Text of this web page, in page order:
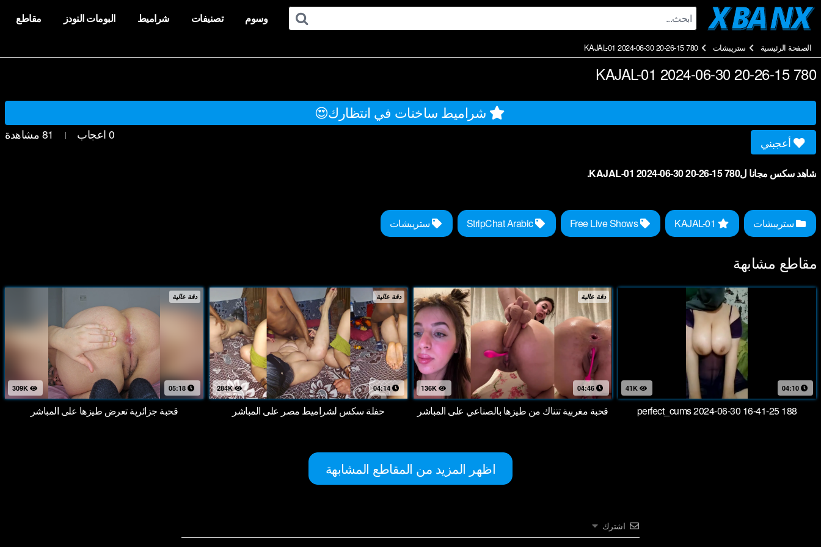
Skip
مقاطع البومات النودز شراميط تصنيفات وسوم
الصفحة الرئيسية ستريبشات KAJAL-01 2024-06-30 20-26-15 780
KAJAL-01 2024-06-30 20-26-15 780
شراميط ساخنات في انتظارك😍
81 مشاهدة | 0 اعجاب
أعجبني
شاهد سكس مجانا لKAJAL-01 2024-06-30 20-26-15 780.
ستريبشات Free Live Shows
StripChat Arabic ستريبشات
مقاطع مشابهة
دقة عالية
05:18
قحبة جزائرية تعرض طيزها على المباشر
دقة عالية
284K 04:14
حفلة سكس لشراميط مصر على المباشر
دقة عالية
04:46
قحبة مغربية تتناك من طيزها بالصناعي على المباشر
41K 04:10
perfect_cums 2024-06-30 16-41-25 188
اظهر المزيد من المقاطع المشابهة
اشترك